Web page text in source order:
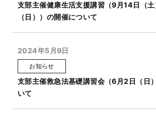
支部主催健康生活支援講習（9月14日（土
（日））の開催について
2024年5月9日
お知らせ
支部主催救急法基礎講習会（6月2日（日
いて